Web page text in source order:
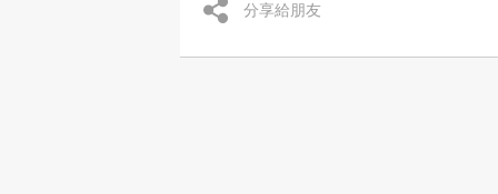
分享給朋友